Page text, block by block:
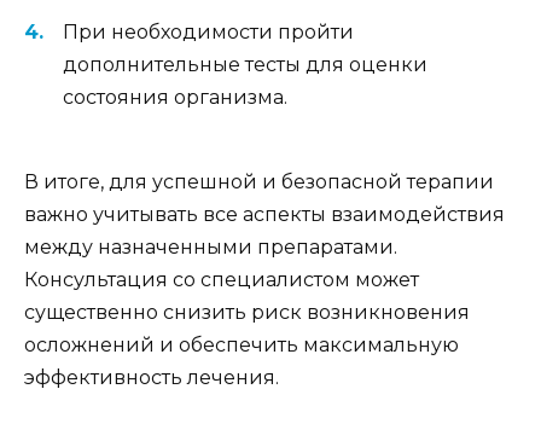
При необходимости пройти
дополнительные тесты для оценки
состояния организма.
В итоге, для успешной и безопасной терапии
важно учитывать все аспекты взаимодействия
между назначенными препаратами.
Консультация со специалистом может
существенно снизить риск возникновения
осложнений и обеспечить максимальную
эффективность лечения.